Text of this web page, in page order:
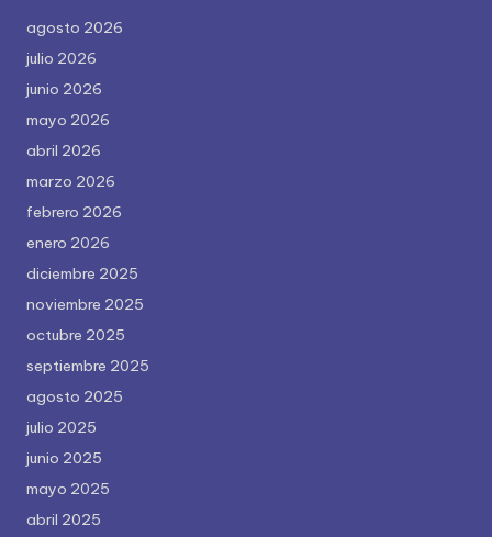
agosto 2026
julio 2026
junio 2026
mayo 2026
abril 2026
marzo 2026
febrero 2026
enero 2026
diciembre 2025
noviembre 2025
octubre 2025
septiembre 2025
agosto 2025
julio 2025
junio 2025
mayo 2025
abril 2025